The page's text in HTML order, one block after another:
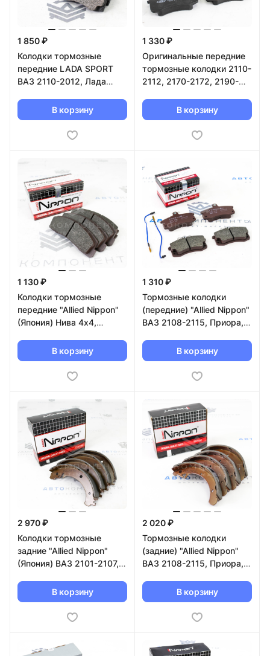
1 850 ₽
Колодки тормозные
передние LADA SPORT
ВАЗ 2110-2012, Лада
В корзину
1 330 ₽
Оригинальные передние
тормозные колодки 2110-
2112, 2170-2172, 2190-
В корзину
1 130 ₽
Колодки тормозные
передние "Allied Nippon"
(Япония) Нива 4х4,
В корзину
1 310 ₽
Тормозные колодки
(передние) "Allied Nippon"
ВАЗ 2108-2115, Приора,
В корзину
2 970 ₽
Колодки тормозные
задние "Allied Nippon"
(Япония) ВАЗ 2101-2107,
(ABS1702)В корзину
2 020 ₽
Тормозные колодки
(задние) "Allied Nippon"
ВАЗ 2108-2115, Приора,
В корзину